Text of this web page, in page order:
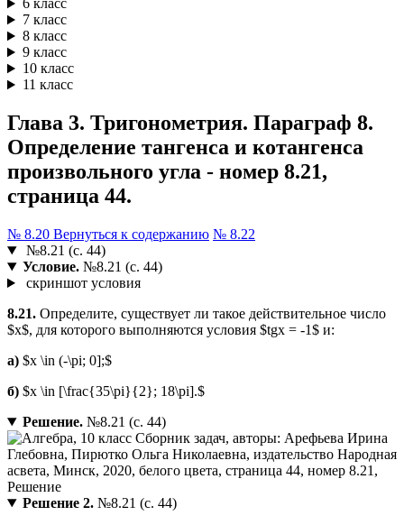
6 класс
7 класс
8 класс
9 класс
10 класс
11 класс
Глава 3. Тригонометрия. Параграф 8.
Определение тангенса и котангенса
произвольного угла - номер 8.21,
страница 44.
№ 8.20 Вернуться к содержанию № 8.22
№8.21 (с. 44)
Условие.№8.21 (с. 44)
скриншот условия
8.21. Определите, существует ли такое действительное число
$x$, для которого выполняются условия $tgx = -1$ и:
а) $x \in (-\pi; 0];$
б) $x \in [\frac{35\pi}{2}; 18\pi].$
Решение.№8.21 (с. 44)
Решение 2.№8.21 (с. 44)